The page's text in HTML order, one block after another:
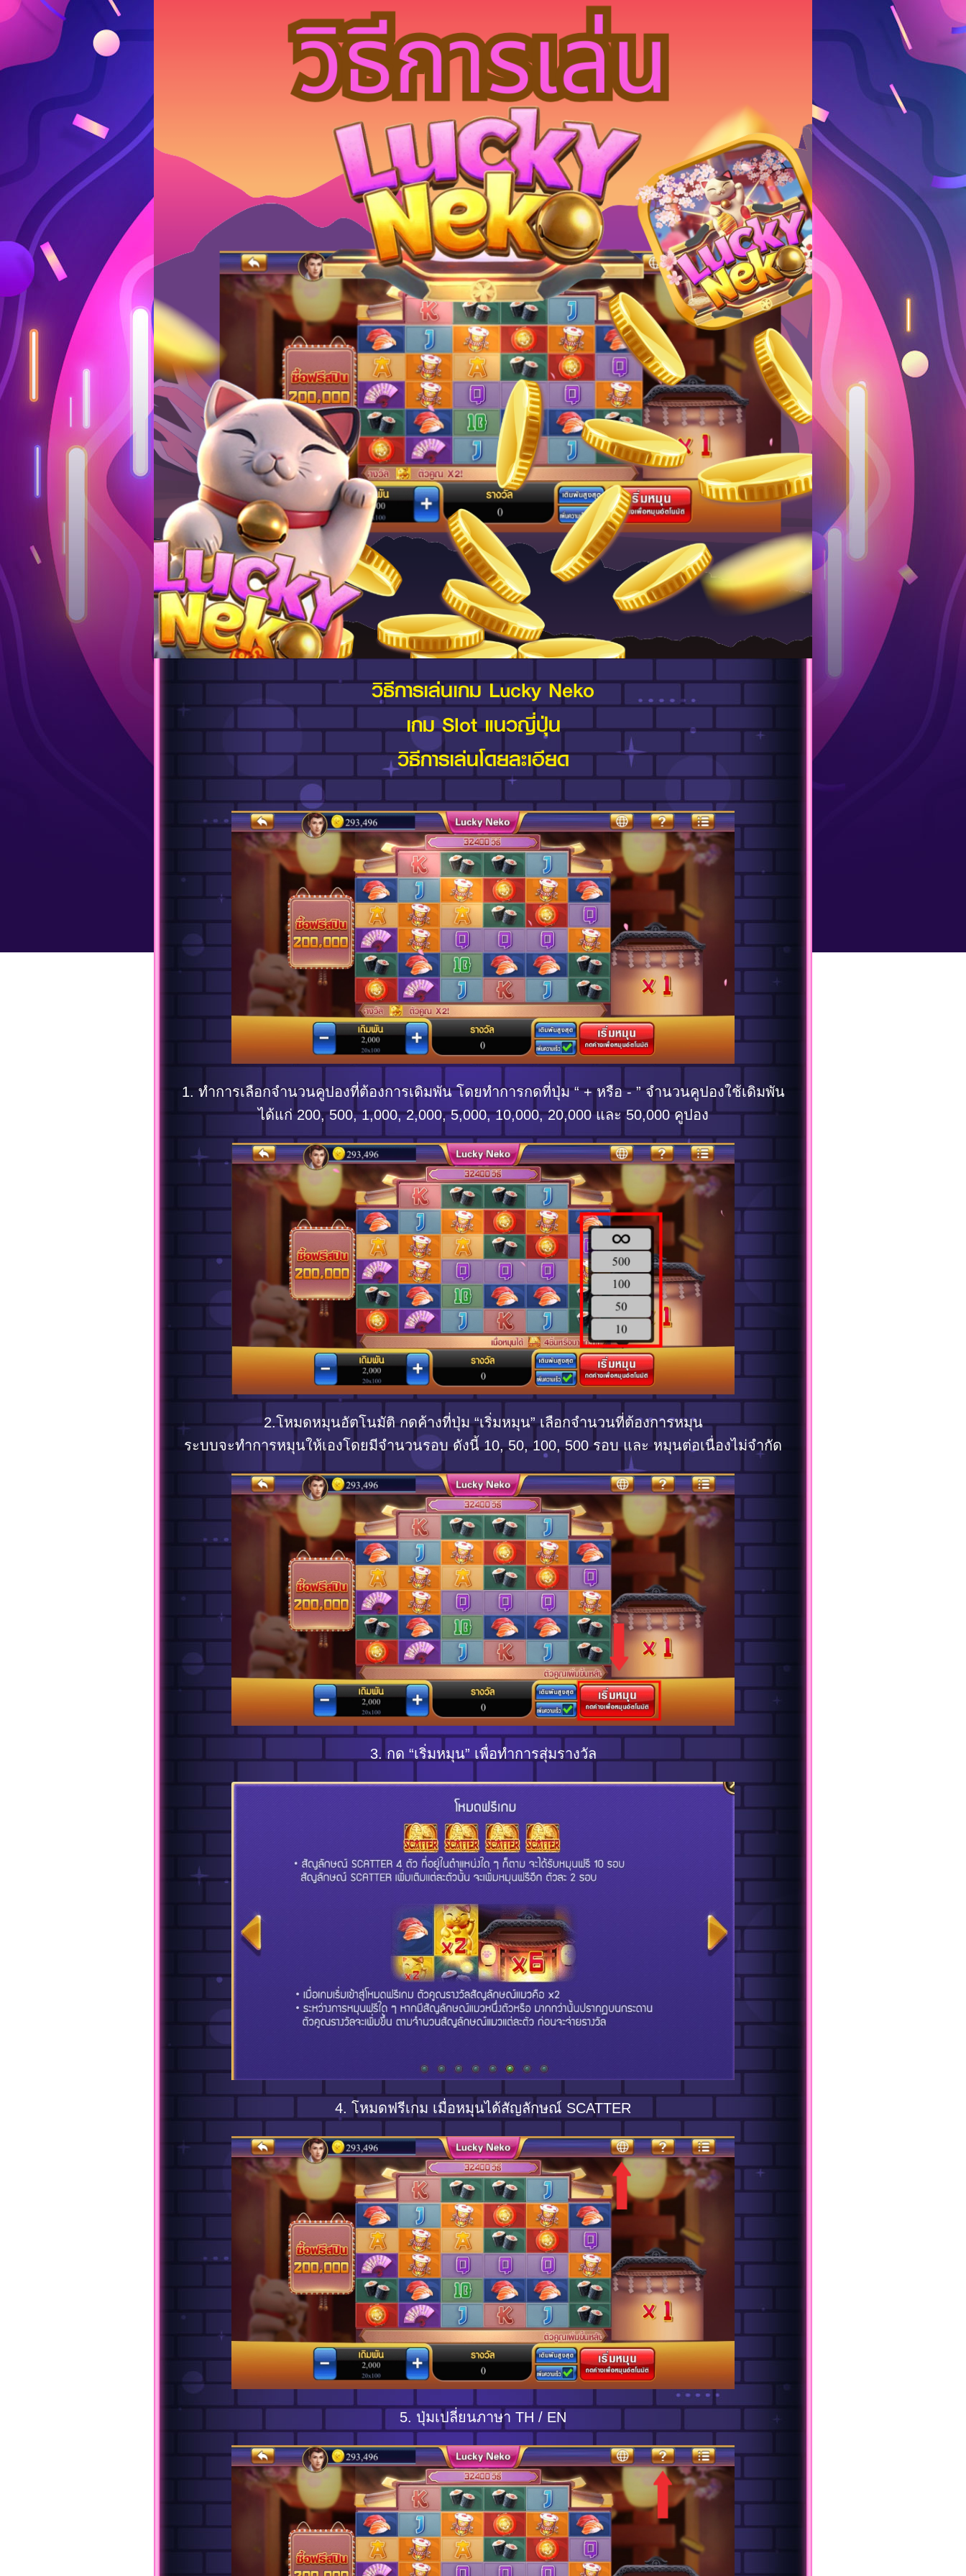
วิธีการเล่นเกม Lucky Neko
เกม Slot แนวญี่ปุ่น
วิธีการเล่นโดยละเอียด
1. ทำการเลือกจำนวนคูปองที่ต้องการเดิมพัน โดยทำการกดที่ปุ่ม “ + หรือ - ” จำนวนคูปองใช้เดิมพัน
ได้แก่ 200, 500, 1,000, 2,000, 5,000, 10,000, 20,000 และ 50,000 คูปอง
2.โหมดหมุนอัตโนมัติ กดค้างที่ปุ่ม “เริ่มหมุน” เลือกจำนวนที่ต้องการหมุน
ระบบจะทำการหมุนให้เองโดยมีจำนวนรอบ ดังนี้ 10, 50, 100, 500 รอบ และ หมุนต่อเนื่องไม่จำกัด
3. กด “เริ่มหมุน” เพื่อทำการสุ่มรางวัล
4. โหมดฟรีเกม เมื่อหมุนได้สัญลักษณ์ SCATTER
5. ปุ่มเปลี่ยนภาษา TH / EN